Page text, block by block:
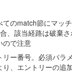
のmatch節にマッ
、該当経路は破棄
ので注意
ー番号。必須パ
、エントリーの